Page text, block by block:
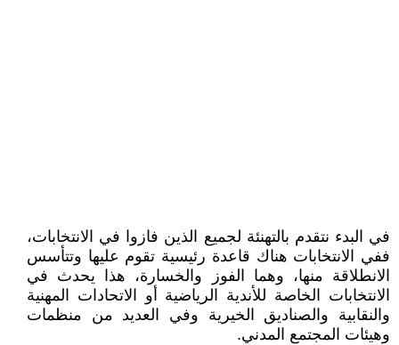
في البدء نتقدم بالتهنئة لجميع الذين فازوا في الانتخابات،
ففي الانتخابات هناك قاعدة رئيسية تقوم عليها وتتأسس
الانطلاقة منها، وهما الفوز والخسارة، هذا يحدث في
الانتخابات الخاصة للأندية الرياضية أو الاتحادات المهنية
والنقابية والصناديق الخيرية وفي العديد من منظمات
وهيئات المجتمع المدني.